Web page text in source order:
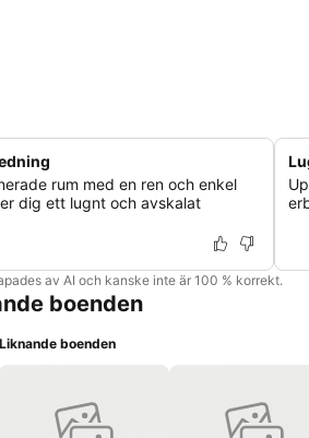
rum med en ren och enkel
dig ett lugnt och avskalat
av AI och kanske inte är 100 % korrekt.
boenden
Liknande boenden